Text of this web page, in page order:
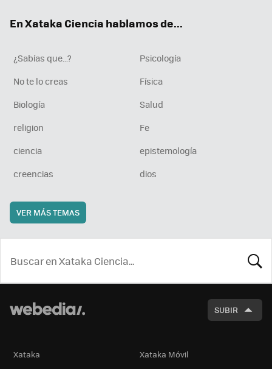
En Xataka Ciencia hablamos de...
¿Sabías que...?
Psicología
No te lo creas
Física
Biología
Salud
religion
Fe
ciencia
epistemología
creencias
dios
VER MÁS TEMAS
SUBIR
Xataka Xataka Móvil